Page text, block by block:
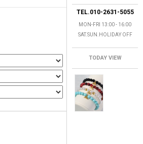
TEL.010-2631-5055
MON-FRI 13:00 - 16:00
SAT.SUN.HOLIDAY OFF
TODAY VIEW